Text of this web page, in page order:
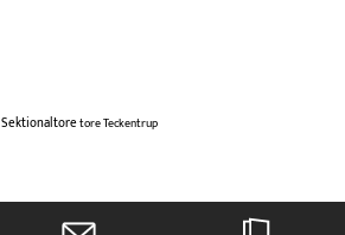
SektionaltoretoreTeckentrup